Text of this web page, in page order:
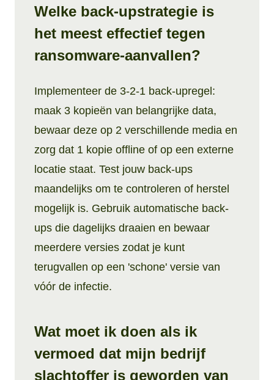
Welke back-upstrategie is
het meest effectief tegen
ransomware-aanvallen?
Implementeer de 3-2-1 back-upregel:
maak 3 kopieën van belangrijke data,
bewaar deze op 2 verschillende media en
zorg dat 1 kopie offline of op een externe
locatie staat. Test jouw back-ups
maandelijks om te controleren of herstel
mogelijk is. Gebruik automatische back-
ups die dagelijks draaien en bewaar
meerdere versies zodat je kunt
terugvallen op een 'schone' versie van
vóór de infectie.
Wat moet ik doen als ik
vermoed dat mijn bedrijf
slachtoffer is geworden van